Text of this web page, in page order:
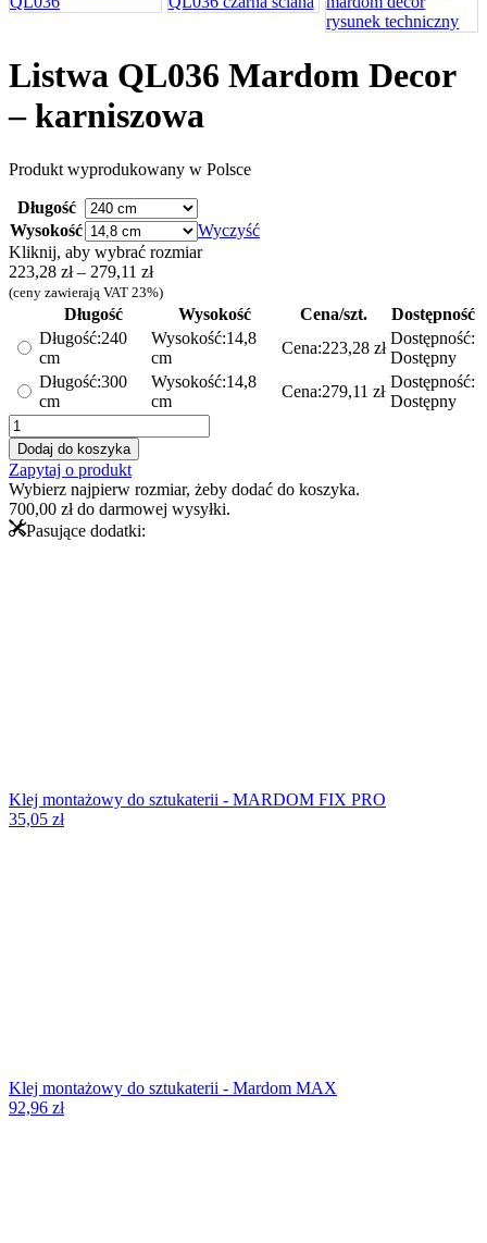
Listwa QL036 Mardom Decor
– karniszowa
Produkt wyprodukowany w Polsce
Długość
Wysokość
Wyczyść
Kliknij, aby wybrać rozmiar
223,28 zł – 279,11 złZakres
cen:
223,28 zł
do
279,11 zł
(ceny zawierają VAT 23%)
Długość Wysokość Cena/szt.
Dostępność
Długość:240
cm
Wysokość:14,8
cm
Cena:223,28 zł
Dostępność:
Dostępny
Długość:300
cm
Wysokość:14,8
cm
Cena:279,11 zł
Dostępność:
Dostępny
ilość
Listwa
QL036
Mardom
Decor
-
karniszowa
Dodaj do koszyka
Zapytaj o produkt
Wybierz najpierw rozmiar, żeby dodać do koszyka.
700,00 złdo darmowej wysyłki.
Pasujące dodatki:
Klej montażowy do sztukaterii - MARDOM FIX PRO
35,05 zł
Klej montażowy do sztukaterii - Mardom MAX
92,96 zł